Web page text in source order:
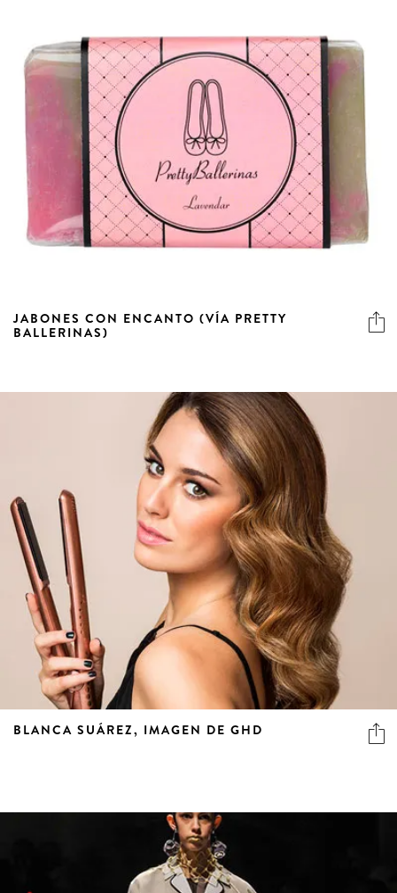
JABONES CON ENCANTO (VÍA PRETTY
BALLERINAS)
BLANCA SUÁREZ, IMAGEN DE GHD